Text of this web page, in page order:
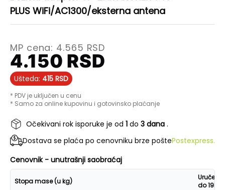
PLUS WiFi/AC1300/eksterna antena
MP cena: 4.565 RSD
4.150 RSD
Ušteda: 415 RSD
* PDV je uključen u cenu
* Samo za online kupovinu i gotovinsko plaćanje
Očekivani rok isporuke je od 1 do 3 dana .
Dostava se plaća po cenovniku brze poštePostexpress.
Cenovnik - unutrašnji saobraćaj
Stopa mase (u kg)
Uručenje
do 19h